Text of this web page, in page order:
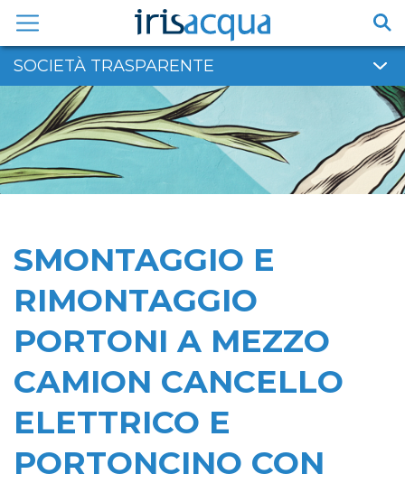
contenuto
SOCIETÀ TRASPARENTE
SMONTAGGIO E
RIMONTAGGIO
PORTONI A MEZZO
CAMION CANCELLO
ELETTRICO E
PORTONCINO CON